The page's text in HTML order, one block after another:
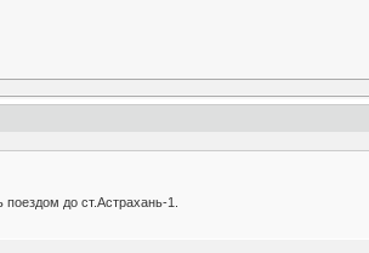
до ст.Астрахань-1.